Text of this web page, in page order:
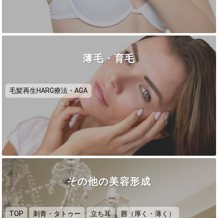
薄毛・育毛
毛髪再生HARG療法・AGA
その他の美容形成
TOP 刺青・タトゥー 立ち耳 唇（厚く・薄く）